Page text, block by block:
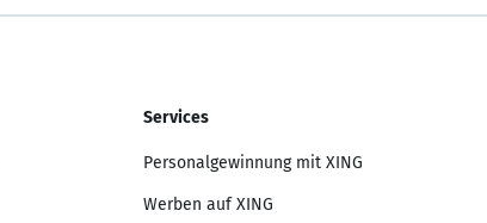
Services
Personalgewinnung mit XING
Werben auf XING